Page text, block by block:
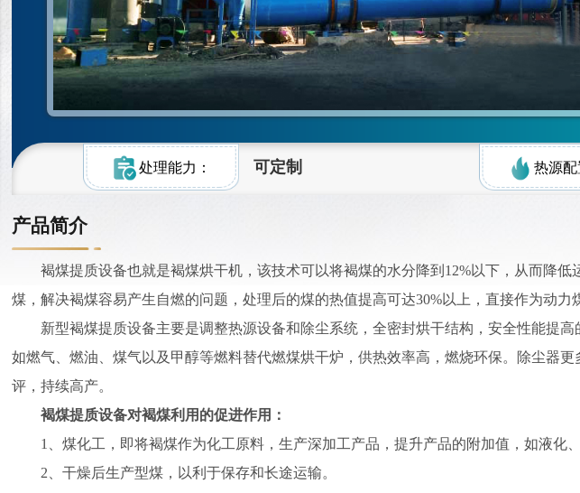
处理能力： 可定制 热源配
产品简介
褐煤提质设备也就是褐煤烘干机，该技术可以将褐煤的水分降到12%以下，从而降
煤，解决褐煤容易产生自燃的问题，处理后的煤的热值提高可达30%以上，直接作为动力
新型褐煤提质设备主要是调整热源设备和除尘系统，全密封烘干结构，安全性能提
如燃气、燃油、煤气以及甲醇等燃料替代燃煤烘干炉，供热效率高，燃烧环保。除尘器
评，持续高产。
褐煤提质设备对褐煤利用的促进作用：
1、煤化工，即将褐煤作为化工原料，生产深加工产品，提升产品的附加值，如液化
2、干燥后生产型煤，以利于保存和长途运输。